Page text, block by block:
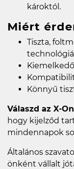
károktól.
Miért
Tiszta,
Könnyű
Válaszd az X-
hogy kijelződ
mindennapok
Általános
önként vállalt